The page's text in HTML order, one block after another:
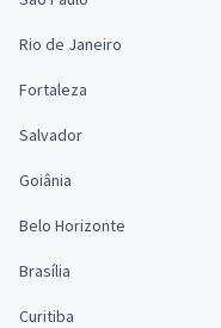
Rio de Janeiro
Fortaleza
Salvador
Goiânia
Belo Horizonte
Brasília
Curitiba